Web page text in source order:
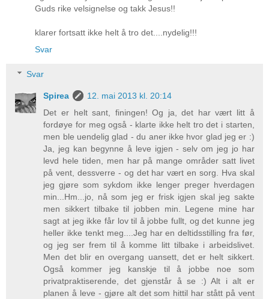
Guds rike velsignelse og takk Jesus!!
klarer fortsatt ikke helt å tro det....nydelig!!!
Svar
Svar
Spirea
12. mai 2013 kl. 20:14
Det er helt sant, finingen! Og ja, det har vært litt å
fordøye for meg også - klarte ikke helt tro det i starten,
men ble uendelig glad - du aner ikke hvor glad jeg er :)
Ja, jeg kan begynne å leve igjen - selv om jeg jo har
levd hele tiden, men har på mange områder satt livet
på vent, dessverre - og det har vært en sorg. Hva skal
jeg gjøre som sykdom ikke lenger preger hverdagen
min...Hm...jo, nå som jeg er frisk igjen skal jeg sakte
men sikkert tilbake til jobben min. Legene mine har
sagt at jeg ikke får lov til å jobbe fullt, og det kunne jeg
heller ikke tenkt meg....Jeg har en deltidsstilling fra før,
og jeg ser frem til å komme litt tilbake i arbeidslivet.
Men det blir en overgang uansett, det er helt sikkert.
Også kommer jeg kanskje til å jobbe noe som
privatpraktiserende, det gjenstår å se :) Alt i alt er
planen å leve - gjøre alt det som hittil har stått på vent